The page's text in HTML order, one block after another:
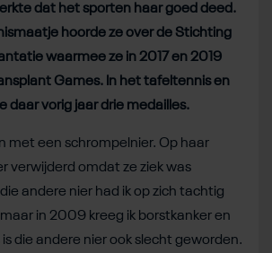
dat het sporten haar goed deed.
hoorde ze over de Stichting
waarmee ze in 2017 en 2019
Games. In het tafeltennis en
daar vorig jaar drie medailles.
met een schrompelnier. Op haar
verwijderd omdat ze ziek was
andere nier had ik op zich tachtig
in 2009 kreeg ik borstkanker en
is die andere nier ook slecht geworden.